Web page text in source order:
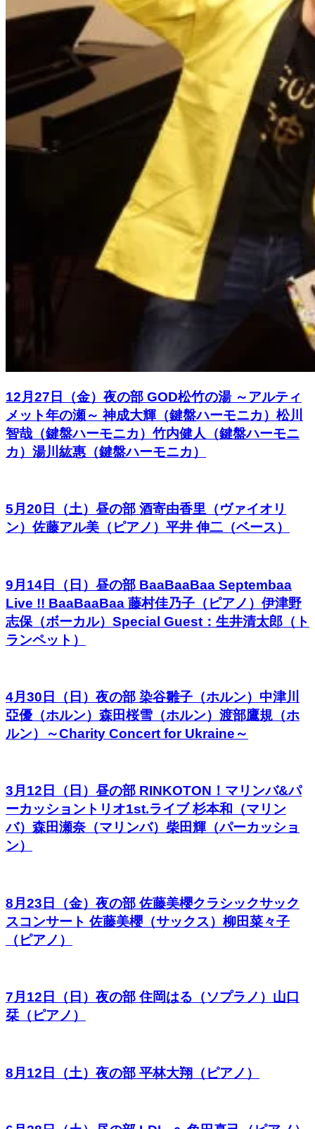
12月27日（金）夜の部 GOD松竹の湯 ～アルティ
メット年の瀬～ 神成大輝（鍵盤ハーモニカ）松川
智哉（鍵盤ハーモニカ）竹内健人（鍵盤ハーモニ
カ）湯川紘惠（鍵盤ハーモニカ）
5月20日（土）昼の部 酒寄由香里（ヴァイオリ
ン）佐藤アル美（ピアノ）平井 伸二（ベース）
9月14日（日）昼の部 BaaBaaBaa Septembaa
Live !! BaaBaaBaa 藤村佳乃子（ピアノ）伊津野
志保（ボーカル）Special Guest：生井清太郎（ト
ランペット）
4月30日（日）夜の部 染谷雛子（ホルン）中津川
亞優（ホルン）森田桜雪（ホルン）渡部鷹規（ホ
ルン）～Charity Concert for Ukraine～
3月12日（日）昼の部 RINKOTON！マリンバ&パ
ーカッショントリオ1st.ライブ 杉本和（マリン
バ）森田瀬奈（マリンバ）柴田輝（パーカッショ
ン）
8月23日（金）夜の部 佐藤美櫻クラシックサック
スコンサート 佐藤美櫻（サックス）柳田菜々子
（ピアノ）
7月12日（日）夜の部 住岡はる（ソプラノ）山口
栞（ピアノ）
8月12日（土）夜の部 平林大翔（ピアノ）